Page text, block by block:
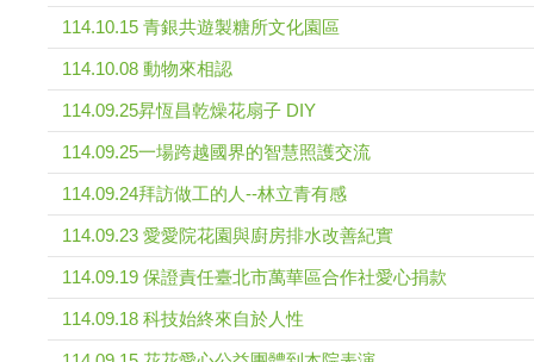
114.10.15 青銀共遊製糖所文化園區
114.10.08 動物來相認
114.09.25昇恆昌乾燥花扇子 DIY
114.09.25一場跨越國界的智慧照護交流
114.09.24拜訪做工的人--林立青有感
114.09.23 愛愛院花園與廚房排水改善紀實
114.09.19 保證責任臺北市萬華區合作社愛心捐款
114.09.18 科技始終來自於人性